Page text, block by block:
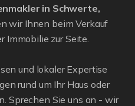
in Schwerte,
wir Ihnen beim Verkauf
Immobilie zur Seite.
und lokaler Expertise
rund um Ihr Haus oder
Sprechen Sie uns an - wir